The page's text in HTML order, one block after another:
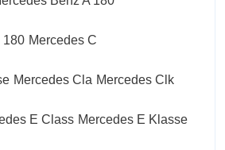
180 Mercedes C
Mercedes Cla Mercedes Clk
E Class Mercedes E Klasse